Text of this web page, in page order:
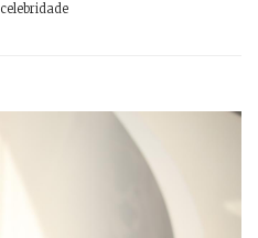
celebridade